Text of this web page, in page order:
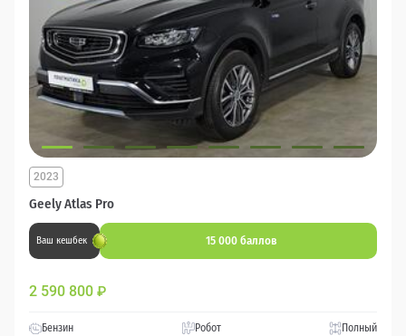
Geely Atlas Pro
2023
Ваш кешбек 15 000 баллов
2 590 800 ₽
Бензин Робот Полный